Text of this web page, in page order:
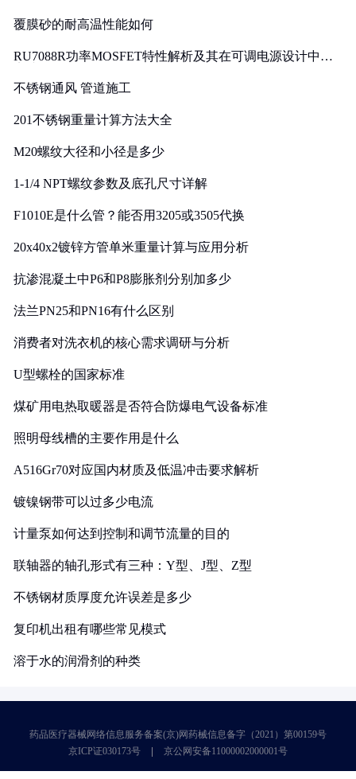
覆膜砂的耐高温性能如何
RU7088R功率MOSFET特性解析及其在可调电源设计中的
不锈钢通风 管道施工
201不锈钢重量计算方法大全
M20螺纹大径和小径是多少
1-1/4 NPT螺纹参数及底孔尺寸详解
F1010E是什么管？能否用3205或3505代换
20x40x2镀锌方管单米重量计算与应用分析
抗渗混凝土中P6和P8膨胀剂分别加多少
法兰PN25和PN16有什么区别
消费者对洗衣机的核心需求调研与分析
U型螺栓的国家标准
煤矿用电热取暖器是否符合防爆电气设备标准
照明母线槽的主要作用是什么
A516Gr70对应国内材质及低温冲击要求解析
镀镍钢带可以过多少电流
计量泵如何达到控制和调节流量的目的
联轴器的轴孔形式有三种：Y型、J型、Z型
不锈钢材质厚度允许误差是多少
复印机出租有哪些常见模式
溶于水的润滑剂的种类
药品医疗器械网络信息服务备案(京)网药械信息备字（2021）第00159号
京ICP证030173号
京公网安备11000002000001号